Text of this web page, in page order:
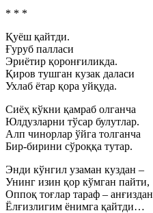
* * *
Қуёш қайтди.
Ғуруб палласи
Эриётир қоронғиликда.
Қиров тушган кузак даласи
Ухлаб ётар қора уйқуда.
Сиёҳ кўкни қамраб олганча
Юлдузларни тўсар булутлар.
Алп чинорлар ўйга толганча
Бир-бирини сўроққа тутар.
Энди кўнгил узаман куздан –
Унинг изин қор кўмган пайти,
Оппоқ тоғлар тараф – анғиздан
Ёлғизлигим ёнимга қайтди…